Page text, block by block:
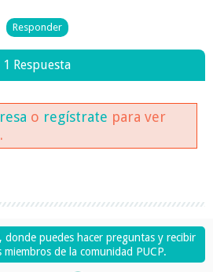
1 Respuesta
o regístrate para ver
donde puedes hacer preguntas y recibir
de la comunidad PUCP.